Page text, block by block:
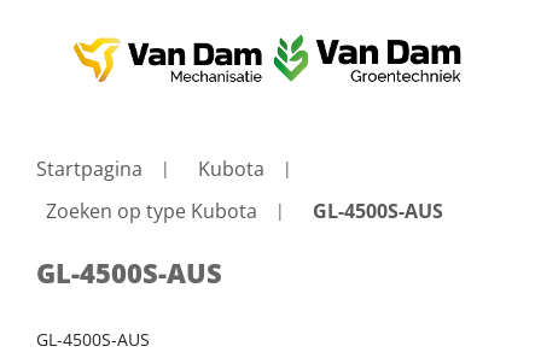
Startpagina
Kubota
Zoeken op type Kubota
GL-4500S-AUS
GL-4500S-AUS
GL-4500S-AUS